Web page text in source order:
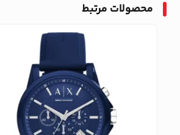
محصولات مرتبط